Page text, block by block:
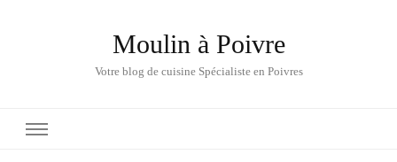
Moulin à Poivre
Votre blog de cuisine Spécialiste en Poivres